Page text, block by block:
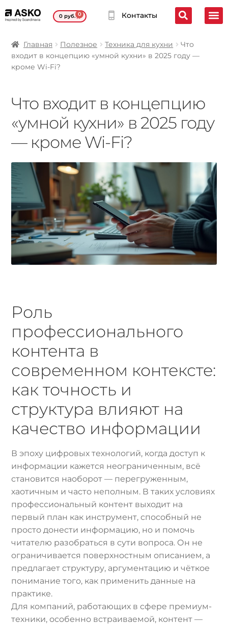
0руб. 0 Контакты
Главная Полезное Техника для кухни
Что
входит в концепцию «умной кухни» в 2025 году —
кроме Wi-Fi?
Что входит в концепцию
«умной кухни» в 2025 году
— кроме Wi-Fi?
Роль
профессионального
контента в
современном контексте:
как точность и
структура влияют на
качество информации
В эпоху цифровых технологий, когда доступ к
информации кажется неограниченным, всё
становится наоборот — перегруженным,
хаотичным и часто неполным. В таких условиях
профессиональный контент выходит на
первый план как инструмент, способный не
просто донести информацию, но и помочь
читателю разобраться в сути вопроса. Он не
ограничивается поверхностным описанием, а
предлагает структуру, аргументацию и чёткое
понимание того, как применить данные на
практике.
Для компаний, работающих в сфере премиум-
техники, особенно встраиваемой, контент —